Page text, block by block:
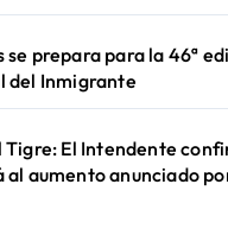
se prepara para la 46ª
del Inmigrante
Tigre: El Intendente
al aumento anunciado